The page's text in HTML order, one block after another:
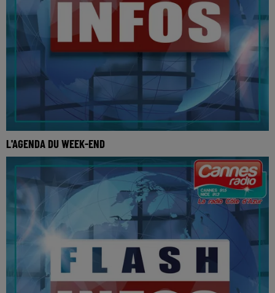
L'AGENDA DU WEEK-END